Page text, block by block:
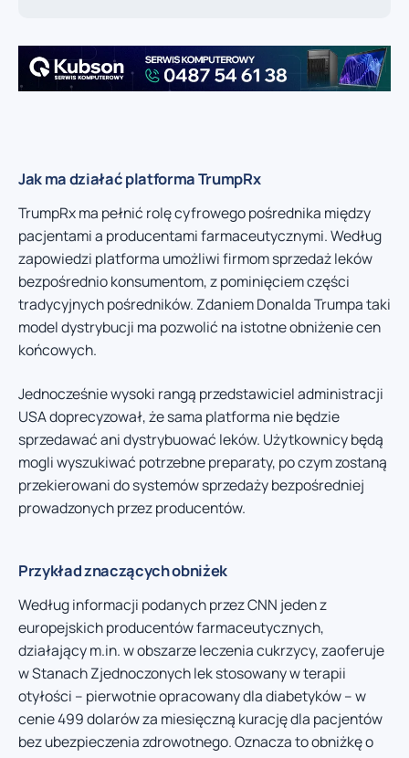
Jak ma działać platforma TrumpRx
TrumpRx ma pełnić rolę cyfrowego pośrednika między
pacjentami a producentami farmaceutycznymi. Według
zapowiedzi platforma umożliwi firmom sprzedaż leków
bezpośrednio konsumentom, z pominięciem części
tradycyjnych pośredników. Zdaniem Donalda Trumpa taki
model dystrybucji ma pozwolić na istotne obniżenie cen
końcowych.
Jednocześnie wysoki rangą przedstawiciel administracji
USA doprecyzował, że sama platforma nie będzie
sprzedawać ani dystrybuować leków. Użytkownicy będą
mogli wyszukiwać potrzebne preparaty, po czym zostaną
przekierowani do systemów sprzedaży bezpośredniej
prowadzonych przez producentów.
Przykład znaczących obniżek
Według informacji podanych przez CNN jeden z
europejskich producentów farmaceutycznych,
działający m.in. w obszarze leczenia cukrzycy, zaoferuje
w Stanach Zjednoczonych lek stosowany w terapii
otyłości – pierwotnie opracowany dla diabetyków – w
cenie 499 dolarów za miesięczną kurację dla pacjentów
bez ubezpieczenia zdrowotnego. Oznacza to obniżkę o